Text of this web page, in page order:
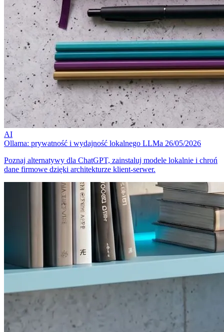
AI
Ollama: prywatność i wydajność lokalnego LLMa 26/05/2026
Poznaj alternatywy dla ChatGPT, zainstaluj modele lokalnie i chroń
dane firmowe dzięki architekturze klient-serwer.